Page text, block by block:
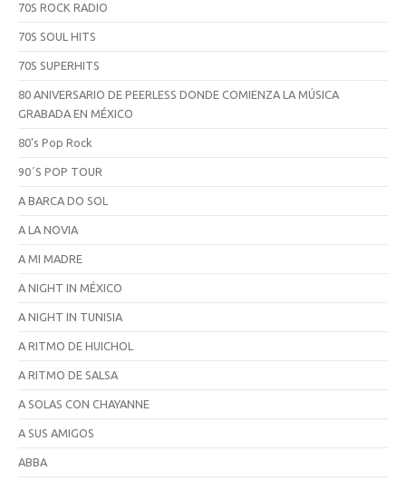
70S ROCK RADIO
70S SOUL HITS
70S SUPERHITS
80 ANIVERSARIO DE PEERLESS DONDE COMIENZA LA MÚSICA
GRABADA EN MÉXICO
80's Pop Rock
90´S POP TOUR
A BARCA DO SOL
A LA NOVIA
A MI MADRE
A NIGHT IN MÉXICO
A NIGHT IN TUNISIA
A RITMO DE HUICHOL
A RITMO DE SALSA
A SOLAS CON CHAYANNE
A SUS AMIGOS
ABBA